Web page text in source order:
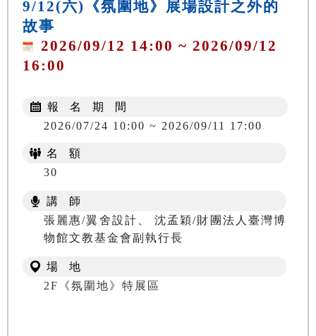
9/12(六)《氛圍地》展場設計之外的
故事
2026/09/12 14:00 ~ 2026/09/12
16:00
報 名 期 間
2026/07/24 10:00 ~ 2026/09/11 17:00
名 額
30
講 師
張麗惠/翼舍設計、 沈孟穎/財團法人臺灣博
物館文教基金會副執行長
場 地
2F《氛圍地》特展區